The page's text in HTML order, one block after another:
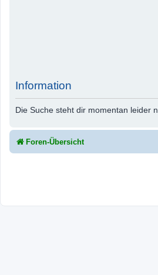
Information
Die Suche steht dir momentan leider
Foren-Übersicht